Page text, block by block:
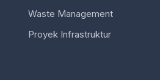
Waste Management
Proyek Infrastruktur